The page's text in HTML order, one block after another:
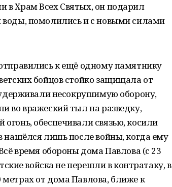
Храм Всех Святых, он подарил
воды, помолились и с новыми силами
к ещё одному памятнику
бойцов стойко защищала от
несокрушимую оборону,
во вражеский тыл на разведку,
обеспечивали связью, косили
нашёлся лишь после войны, когда ему
время обороны дома Павлова (с 23
войска не перешли в контратаку, в
от дома Павлова, ближе к